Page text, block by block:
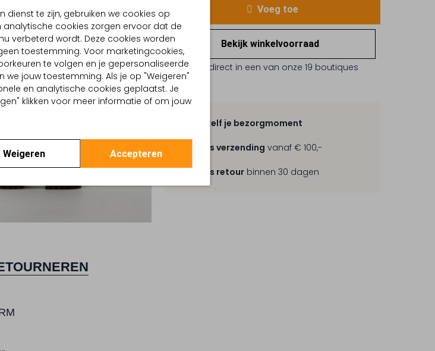
dienst te zijn, gebruiken we cookies op
analytische cookies zorgen ervoor dat de
verbeterd wordt. Deze cookies worden
toestemming. Voor marketingcookies,
te volgen en je gepersonaliseerde
we jouw toestemming. Als je op "Weigeren"
en analytische cookies geplaatst. Je
klikken voor meer informatie of om jouw
Weigeren Accepteren
Voeg toe
Bekijk winkelvoorraad
Reserveer direct in een van onze 19 boutiques
Kies zelf je bezorgmoment
Gratis verzending vanaf € 100,-
Gratis retour binnen 30 dagen